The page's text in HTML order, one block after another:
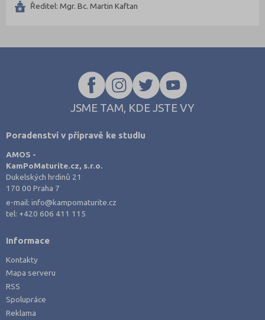
Ředitel: Mgr. Bc. Martin Kaftan
JSME TAM, KDE JSTE VY
Poradenství v přípravě ke studiu
AMOS -
KamPoMaturite.cz, s.r.o.
Dukelských hrdinů 21
170 00 Praha 7
e-mail:info@kampomaturite.cz
tel: +420 606 411 115
Informace
Kontakty
Mapa serveru
RSS
Spolupráce
Reklama